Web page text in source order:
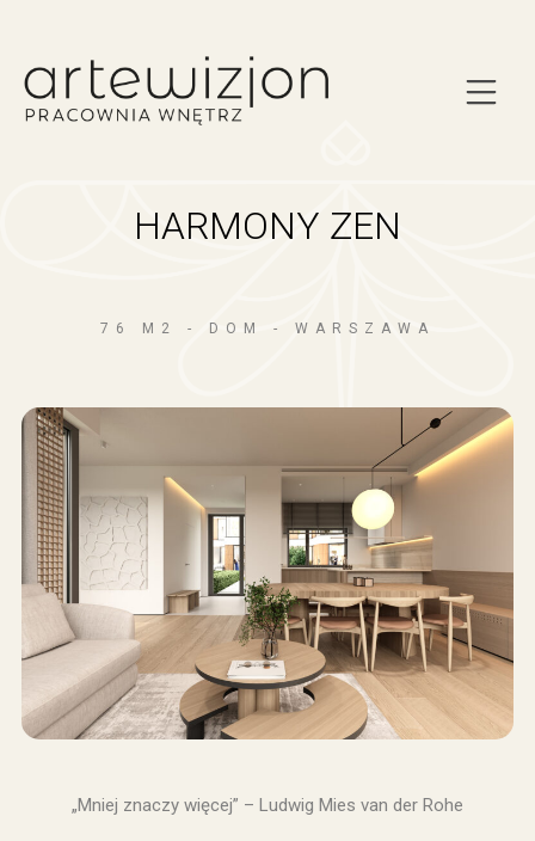
HARMONY ZEN
76 M2 - DOM - WARSZAWA
„Mniej znaczy więcej” – Ludwig Mies van der Rohe